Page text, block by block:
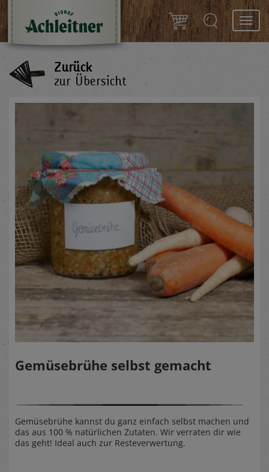
Zurück
zur Übersicht
Gemüsebrühe selbst gemacht
Gemüsebrühe kannst du ganz einfach selbst machen und
das aus 100 % natürlichen Zutaten. Wir verraten dir wie
das geht! Ideal auch zur Resteverwertung.